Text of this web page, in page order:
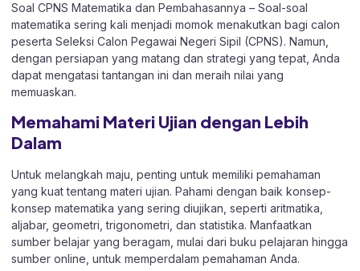
Soal CPNS Matematika dan Pembahasannya – Soal-soal
matematika sering kali menjadi momok menakutkan bagi calon
peserta Seleksi Calon Pegawai Negeri Sipil (CPNS). Namun,
dengan persiapan yang matang dan strategi yang tepat, Anda
dapat mengatasi tantangan ini dan meraih nilai yang
memuaskan.
Memahami Materi Ujian dengan Lebih
Dalam
Untuk melangkah maju, penting untuk memiliki pemahaman
yang kuat tentang materi ujian. Pahami dengan baik konsep-
konsep matematika yang sering diujikan, seperti aritmatika,
aljabar, geometri, trigonometri, dan statistika. Manfaatkan
sumber belajar yang beragam, mulai dari buku pelajaran hingga
sumber online, untuk memperdalam pemahaman Anda.